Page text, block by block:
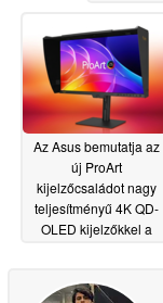
Az Asus bemutatja az
új ProArt
kijelzőcsaládot nagy
teljesítményű 4K QD-
OLED kijelzőkkel a